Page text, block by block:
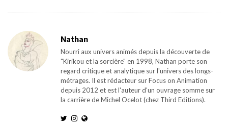
Nathan
Nourri aux univers animés depuis la découverte de
"Kirikou et la sorcière" en 1998, Nathan porte son
regard critique et analytique sur l'univers des longs-
métrages. Il est rédacteur sur Focus on Animation
depuis 2012 et est l'auteur d'un ouvrage somme sur
la carrière de Michel Ocelot (chez Third Editions).